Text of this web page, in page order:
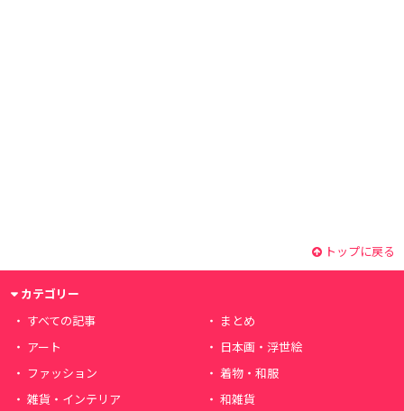
トップに戻る
カテゴリー
すべての記事
まとめ
アート
日本画・浮世絵
ファッション
着物・和服
雑貨・インテリア
和雑貨